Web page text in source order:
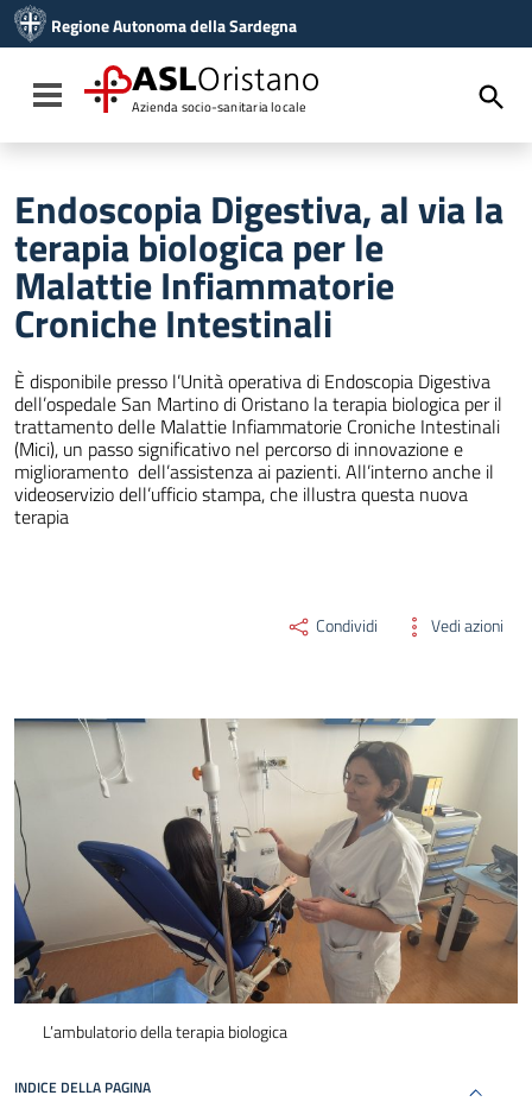
Vai al menu di navigazione
Vai al footer
Regione Autonoma della Sardegna
Toggle navigation
ASLOristano
Azienda socio-sanitaria locale
Endoscopia Digestiva, al via la
terapia biologica per le
Malattie Infiammatorie
Croniche Intestinali
È disponibile presso l’Unità operativa di Endoscopia Digestiva
dell’ospedale San Martino di Oristano la terapia biologica per il
trattamento delle Malattie Infiammatorie Croniche Intestinali
(Mici), un passo significativo nel percorso di innovazione e
miglioramento dell’assistenza ai pazienti. All’interno anche il
videoservizio dell’ufficio stampa, che illustra questa nuova
terapia
Condividi Vedi azioni
L’ambulatorio della terapia biologica
INDICE DELLA PAGINA